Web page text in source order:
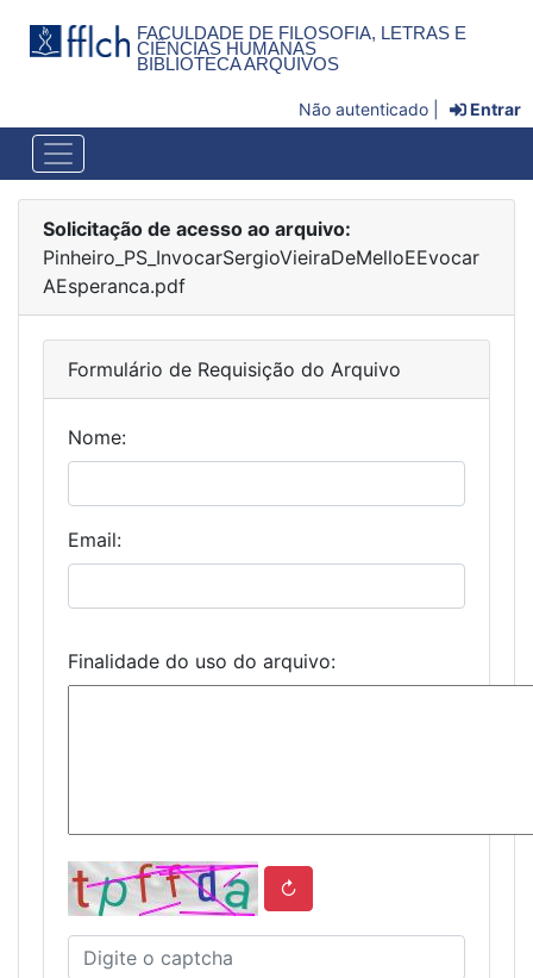
FACULDADE DE FILOSOFIA, LETRAS E
CIÊNCIAS HUMANAS
BIBLIOTECA ARQUIVOS
Não autenticado | Entrar
Solicitação de acesso ao arquivo:
Pinheiro_PS_InvocarSergioVieiraDeMelloEEvocar
AEsperanca.pdf
Formulário de Requisição do Arquivo
Nome:
Email:
Finalidade do uso do arquivo:
↻